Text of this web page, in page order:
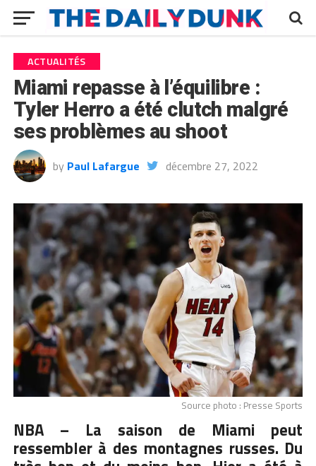
ACTUALITÉS
Miami repasse à l’équilibre :
Tyler Herro a été clutch malgré
ses problèmes au shoot
by Paul Lafargue décembre 27, 2022
Source photo : Presse Sports
NBA – La saison de Miami peut
ressembler à des montagnes russes. Du